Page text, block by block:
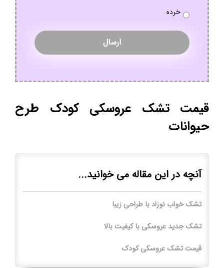
خرده
قیمت تشک عروسکی کودک طرح
حیوانات
آنچه در این مقاله می خوانید...
تشک خواب نوزاد با طراحی زیبا
تشک جدید عروسکی با کیفیت بالا
قیمت تشک عروسکی کودک